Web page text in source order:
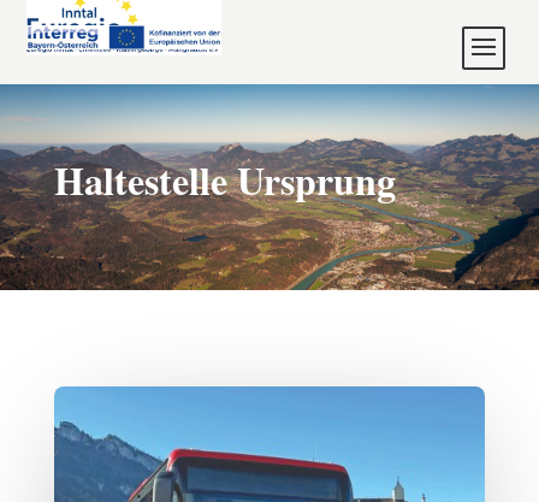
Haltestelle Ursprung